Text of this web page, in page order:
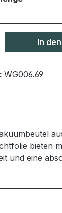
Gib
In
WG006.69
bieten
und eine